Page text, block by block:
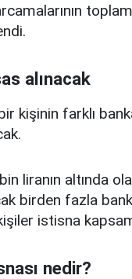
alınacak
kişinin farklı
liranın altında
birden fazla
istisna
nedir?